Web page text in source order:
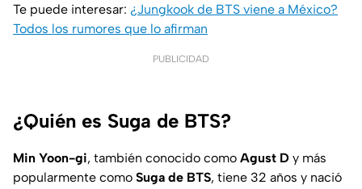
Te puede interesar: ¿Jungkook de BTS viene a México?
Todos los rumores que lo afirman
PUBLICIDAD
¿Quién es Suga de BTS?
Min Yoon-gi, también conocido como Agust D y más
popularmente como Suga de BTS, tiene 32 años y nació